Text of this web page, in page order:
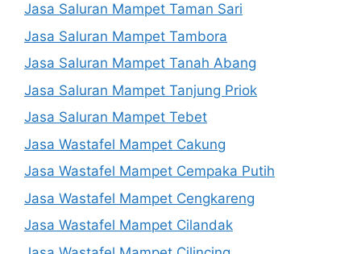
Jasa Saluran Mampet Taman Sari
Jasa Saluran Mampet Tambora
Jasa Saluran Mampet Tanah Abang
Jasa Saluran Mampet Tanjung Priok
Jasa Saluran Mampet Tebet
Jasa Wastafel Mampet Cakung
Jasa Wastafel Mampet Cempaka Putih
Jasa Wastafel Mampet Cengkareng
Jasa Wastafel Mampet Cilandak